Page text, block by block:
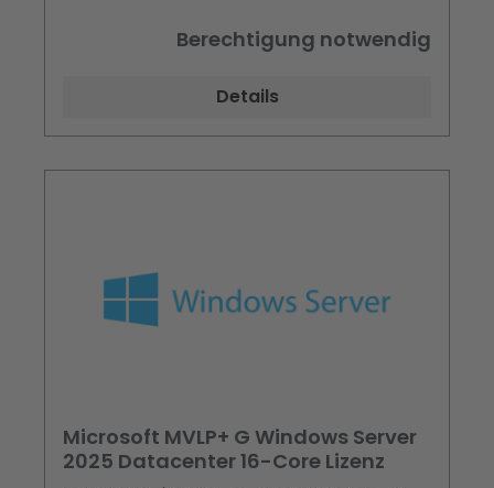
Berechtigung notwendig
Details
Microsoft MVLP+ G Windows Server
2025 Datacenter 16-Core Lizenz